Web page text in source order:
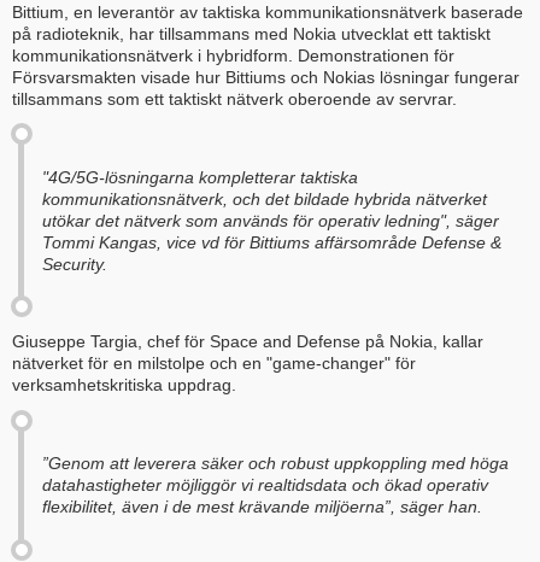
Bittium, en leverantör av taktiska kommunikationsnätverk baserade
på radioteknik, har tillsammans med Nokia utvecklat ett taktiskt
kommunikationsnätverk i hybridform. Demonstrationen för
Försvarsmakten visade hur Bittiums och Nokias lösningar fungerar
tillsammans som ett taktiskt nätverk oberoende av servrar.
"4G/5G-lösningarna kompletterar taktiska
kommunikationsnätverk, och det bildade hybrida nätverket
utökar det nätverk som används för operativ ledning", säger
Tommi Kangas, vice vd för Bittiums affärsområde Defense &
Security.
Giuseppe Targia, chef för Space and Defense på Nokia, kallar
nätverket för en milstolpe och en "game-changer" för
verksamhetskritiska uppdrag.
”Genom att leverera säker och robust uppkoppling med höga
datahastigheter möjliggör vi realtidsdata och ökad operativ
flexibilitet, även i de mest krävande miljöerna”, säger han.